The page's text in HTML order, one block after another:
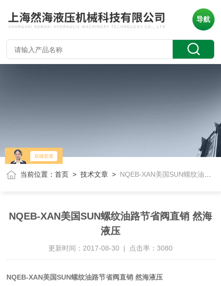
导航
当前位置：首页 >技术文章 > NQEB-XAN美国SUN螺纹油路节省阀直销 然海液压
NQEB-XAN美国SUN螺纹油路节省阀直销 然海
液压
更新时间：2017-08-30 | 点击率：3080
NQEB-XAN美国SUN螺纹油路节省阀直销 然海液压